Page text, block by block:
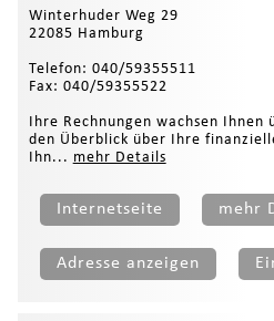
Winterhuder Weg 29
22085 Hamburg
Telefon: 040/59355511
Fax: 040/59355522
Ihre Rechnungen wachsen Ihnen
den Überblick über Ihre
Ihn... mehr Details
Internetseite mehr
Adresse anzeigen